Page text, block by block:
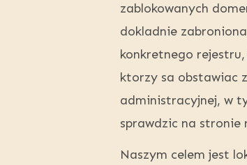
zablokowanych
dokladnie
konkretnego
ktorzy sa obstawiac
administracyjnej, w
sprawdzic na stronie
Naszym celem jest